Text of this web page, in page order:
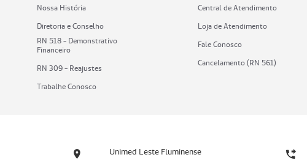
Nossa História
Diretoria e Conselho
RN 518 - Demonstrativo
Financeiro
RN 309 - Reajustes
Trabalhe Conosco
Central de Atendimento
Loja de Atendimento
Fale Conosco
Cancelamento (RN 561)
Unimed Leste Fluminense